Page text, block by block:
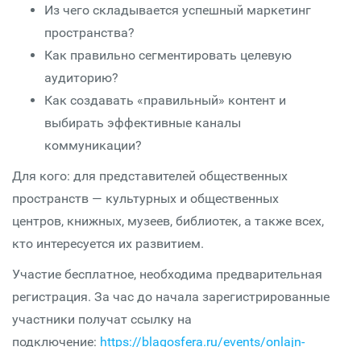
Из чего складывается успешный маркетинг
пространства?
Как правильно сегментировать целевую
аудиторию?
Как создавать «правильный» контент и
выбирать эффективные каналы
коммуникации?
Для кого: для представителей общественных
пространств — культурных и общественных
центров, книжных, музеев, библиотек, а также всех,
кто интересуется их развитием.
Участие бесплатное, необходима предварительная
регистрация. За час до начала зарегистрированные
участники получат ссылку на
подключение: https://blagosfera.ru/events/onlajn-